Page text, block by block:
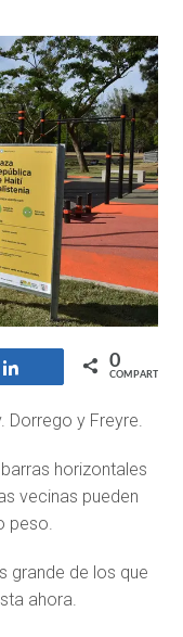
Compartir 0
COMPARTIR
Dorrego y Freyre.
horizontales
vecinas pueden
peso.
grande de los que
ahora.